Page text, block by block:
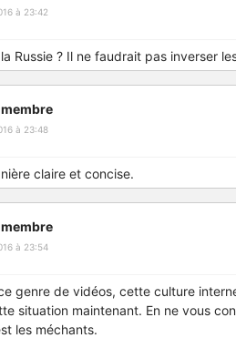
à 23:42
Russie ? Il ne faudrait pas inverser
à 23:48
claire et concise.
à 23:54
genre de vidéos, cette culture
situation maintenant. En ne vous
les méchants.